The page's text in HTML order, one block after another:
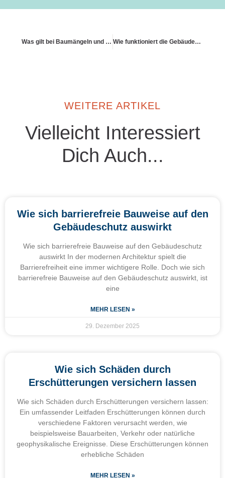
Was gilt bei Baumängeln und Altlasten? Wie funktioniert die Gebäudeversicherung bei Neubau
WEITERE ARTIKEL
Vielleicht Interessiert
Dich Auch...
Wie sich barrierefreie Bauweise auf den
Gebäudeschutz auswirkt
Wie sich barrierefreie Bauweise auf den Gebäudeschutz
auswirkt In der modernen Architektur spielt die
Barrierefreiheit eine immer wichtigere Rolle. Doch wie sich
barrierefreie Bauweise auf den Gebäudeschutz auswirkt, ist
eine
MEHR LESEN »
29. Dezember 2025
Wie sich Schäden durch
Erschütterungen versichern lassen
Wie sich Schäden durch Erschütterungen versichern lassen:
Ein umfassender Leitfaden Erschütterungen können durch
verschiedene Faktoren verursacht werden, wie
beispielsweise Bauarbeiten, Verkehr oder natürliche
geophysikalische Ereignisse. Diese Erschütterungen können
erhebliche Schäden
MEHR LESEN »